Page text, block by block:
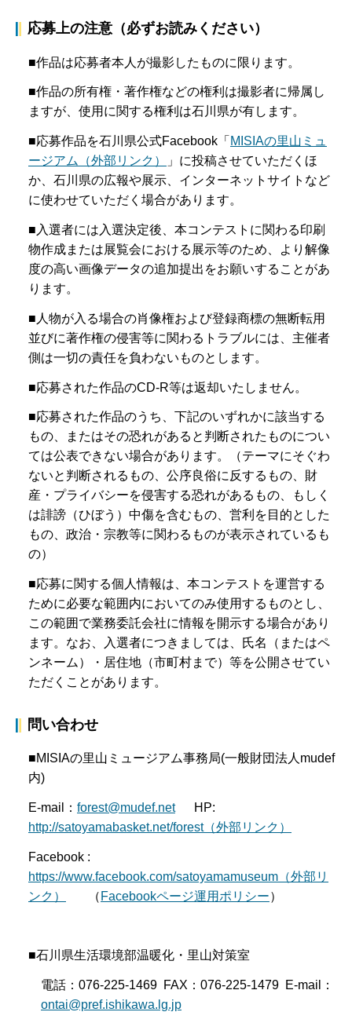
応募上の注意（必ずお読みください）
■作品は応募者本人が撮影したものに限ります。
■作品の所有権・著作権などの権利は撮影者に帰属し
ますが、使用に関する権利は石川県が有します。
■応募作品を石川県公式Facebook「 MISIAの里山ミュ
ージアム（外部リンク）
」に投稿させていただくほ
か、石川県の広報や展示、インターネットサイトなど
に使わせていただく場合があります。
■入選者には入選決定後、本コンテストに関わる印刷
物作成または展覧会における展示等のため、より解像
度の高い画像データの追加提出をお願いすることがあ
ります。
■人物が入る場合の肖像権および登録商標の無断転用
並びに著作権の侵害等に関わるトラブルには、主催者
側は一切の責任を負わないものとします。
■応募された作品のCD-R等は返却いたしません。
■応募された作品のうち、下記のいずれかに該当する
もの、またはその恐れがあると判断されたものについ
ては公表できない場合があります。（テーマにそぐわ
ないと判断されるもの、公序良俗に反するもの、財
産・プライバシーを侵害する恐れがあるもの、もしく
は誹謗（ひぼう）中傷を含むもの、営利を目的とした
もの、政治・宗教等に関わるものが表示されているも
の）
■応募に関する個人情報は、本コンテストを運営する
ために必要な範囲内においてのみ使用するものとし、
この範囲で業務委託会社に情報を開示する場合があり
ます。なお、入選者につきましては、氏名（またはペ
ンネーム）・居住地（市町村まで）等を公開させてい
ただくことがあります。
問い合わせ
■MISIAの里山ミュージアム事務局(一般財団法人mudef
内)
E-mail： forest@mudef.netHP:
http://satoyamabasket.net/forest（外部リンク）
Facebook :
https://www.facebook.com/satoyamamuseum（外部リ
ンク）
（ Facebookページ運用ポリシー）
■石川県生活環境部温暖化・里山対策室
電話：076-225-1469 FAX：076-225-1479 E-mail：
ontai@pref.ishikawa.lg.jp